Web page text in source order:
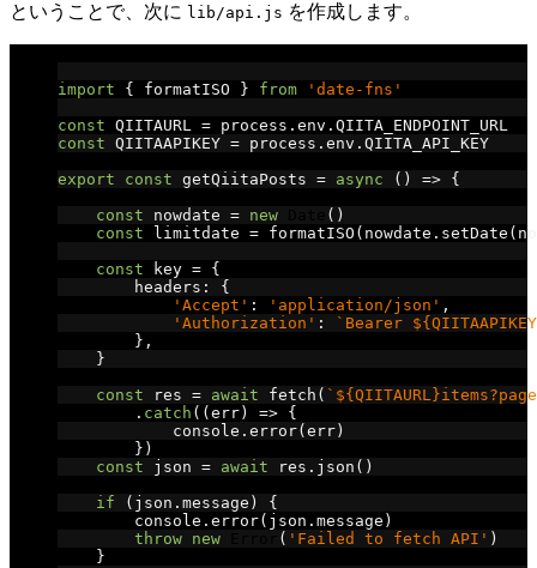
ということで、次に lib/api.js を作成します。
import
{ formatISO } from
'date-fns'
const QIITAURL = process . env . QIITA_ENDPOINT_URL
const QIITAAPIKEY = process . env . QIITA_API_KEY
export
const getQiitaPosts = async () => {
const nowdate = new
()
const limitdate = formatISO ( nowdate . setDate (
const key = {
        headers
:
{
'Accept' : 'application/json' ,
'Authorization' :
`Bearer
},
}
const res = await fetch (
. catch (( err) => {
            console
. error( err )
})
const json = await res . json ()
if
( json . message )
{
        console
. error( json . message )
throw new ( 'Failed to fetch API' )
}